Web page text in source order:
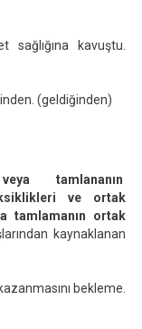
sağlığına kavuştu.
(geldiğinden)
tamlananın
ve ortak
tamlamanın ortak
kaynaklanan
bekleme.